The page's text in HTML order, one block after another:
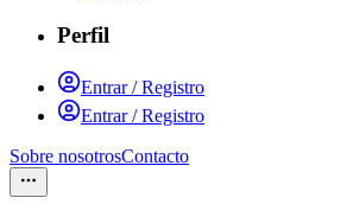
Perfil
Entrar / Registro
Entrar / Registro
Sobre nosotrosContacto